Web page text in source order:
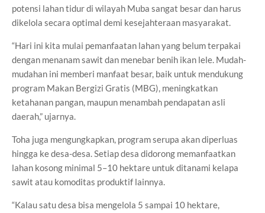
potensi lahan tidur di wilayah Muba sangat besar dan harus
dikelola secara optimal demi kesejahteraan masyarakat.
“Hari ini kita mulai pemanfaatan lahan yang belum terpakai
dengan menanam sawit dan menebar benih ikan lele. Mudah-
mudahan ini memberi manfaat besar, baik untuk mendukung
program Makan Bergizi Gratis (MBG), meningkatkan
ketahanan pangan, maupun menambah pendapatan asli
daerah,” ujarnya.
Toha juga mengungkapkan, program serupa akan diperluas
hingga ke desa-desa. Setiap desa didorong memanfaatkan
lahan kosong minimal 5–10 hektare untuk ditanami kelapa
sawit atau komoditas produktif lainnya.
“Kalau satu desa bisa mengelola 5 sampai 10 hektare,